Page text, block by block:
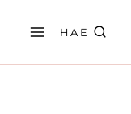
HAE